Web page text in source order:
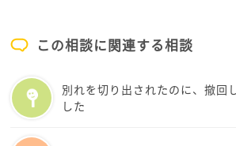
トで検索すればお近くの電話番号を調
だけでも大丈夫です。
それから、猫ちゃんの存在、とても大
ちゃんを大切に思っているこねらとさ
この相談に関連する相談
別れを切り出されたのに、撤回
した